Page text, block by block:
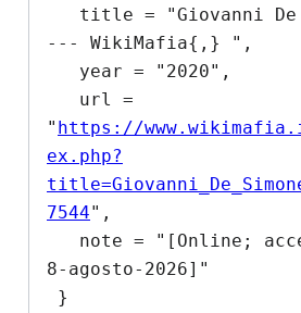
--- WikiMafia{,} ",
" https://
ex.php?
7544",
8-agosto-2026]"